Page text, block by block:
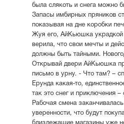
была слякоть и снега можно
Запасы имбирных пряников
показывая на дне коробки
Жуя его, АйКьюшка украдкой
верила, что свои мечты и
должны быть тайными.
Открывай двери АйКьюшка
письмо в урну. - Что там? –
Ерунда какая-то,
так это снег и приключения
Рабочая смена
уверенности, что будут